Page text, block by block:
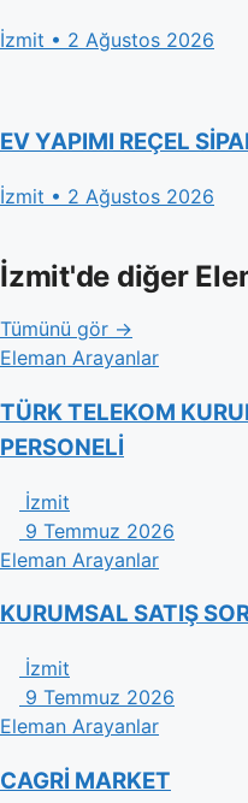
İzmit • 2 Ağustos 2026
EV YAPIMI REÇEL
İzmit • 2 Ağustos 2026
İzmit'de diğer
Tümünü gör →
Eleman Arayanlar
TÜRK TELEKOM
PERSONELİ
İzmit
9 Temmuz 2026
Eleman Arayanlar
KURUMSAL SATIŞ
İzmit
9 Temmuz 2026
Eleman Arayanlar
CAGRİ MARKET